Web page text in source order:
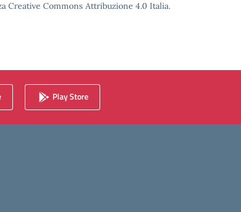
Creative Commons Attribuzione 4.0 Italia.
Play Store